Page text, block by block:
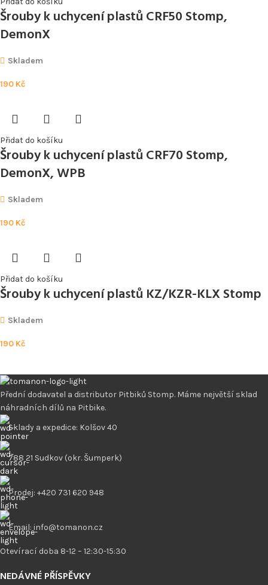
Šrouby k uchycení plastů CRF50 Stomp,
DemonX
Skladem
190 Kč
Přidat do košíku
Šrouby k uchycení plastů CRF70 Stomp,
DemonX, WPB
Skladem
190 Kč
Přidat do košíku
Šrouby k uchycení plastů KZ/KZR-KLX Stomp
Skladem
190 Kč
Přední dodavatel a distributor Pitbiků Stomp. Máme největší sklad
náhradních dílů na Pitbike.
Sklady a expedice: Kolšov 40
788 21 Sudkov (okr. Šumperk)
Prodej: +420 731 620 948
Email: info@tomanon.cz
Otevírací doba 8-12 – 12:30-15:30
NEDÁVNÉ PŘÍSPĚVKY